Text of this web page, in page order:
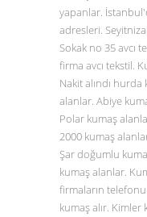
yapanlar.
adresleri.
Sokak no 35 avcı
firma avcı tekstil.
Nakit alındı
alanlar. Abiye
Polar kumaş
2000 kumaş
Şar doğumlu
kumaş alanlar.
firmaların
kumaş alır. Kimler